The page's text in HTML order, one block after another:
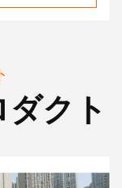
クト